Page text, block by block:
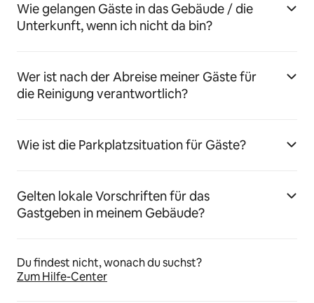
Wie gelangen Gäste in das Gebäude / die
Unterkunft, wenn ich nicht da bin?
Wer ist nach der Abreise meiner Gäste für
die Reinigung verantwortlich?
Wie ist die Parkplatzsituation für Gäste?
Gelten lokale Vorschriften für das
Gastgeben in meinem Gebäude?
Du findest nicht, wonach du suchst?
Zum Hilfe-Center